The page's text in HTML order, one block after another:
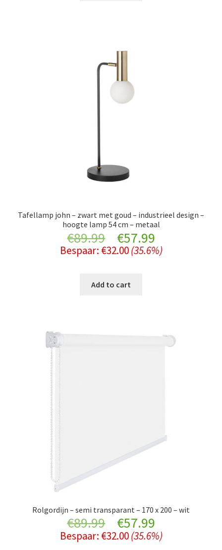
Tafellamp john – zwart met goud – industrieel design –
hoogte lamp 54 cm – metaal
€89.99
Original
price
was:
€57.99Current
price
Bespaar: €32.00 (35.6%)
Add to cart
Rolgordijn – semi transparant – 170 x 200 – wit
€89.99
Original
price
€57.99Current
price
Bespaar: €32.00 (35.6%)